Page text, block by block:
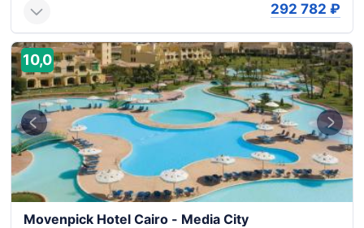
292 782 ₽
10,0
Movenpick Hotel Cairo - Media City